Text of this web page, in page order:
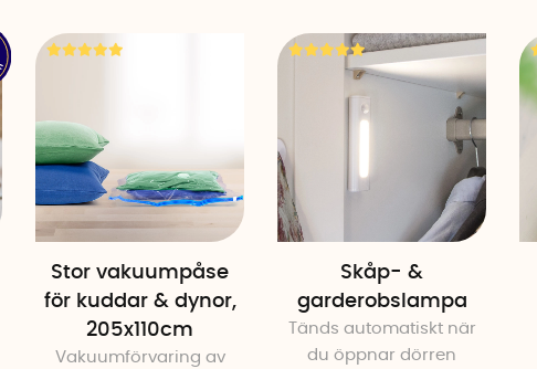
Stor vakuumpåse
för kuddar & dynor,
205x110cm
Vakuumförvaring av
Skåp- &
garderobslampa
Tänds automatiskt när
du öppnar dörren